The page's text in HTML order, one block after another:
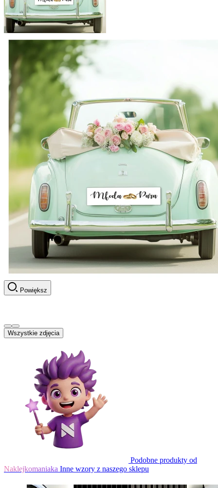
Powiększ
Wszystkie zdjęcia
Podobne produkty od
Naklejkomaniaka Inne wzory z naszego sklepu